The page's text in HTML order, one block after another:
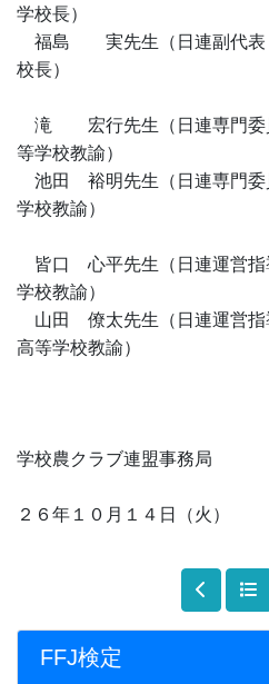
学校長）
福島 実先生（日連副代表
校長）
滝 宏行先生（日連専門委
等学校教諭）
池田 裕明先生（日連専門
学校教諭）
皆口 心平先生（日連運営
学校教諭）
山田 僚太先生（日連運営
高等学校教諭）
会場
学校農クラブ連盟事務局
日程
２６年１０月１４日（火）
FFJ検定